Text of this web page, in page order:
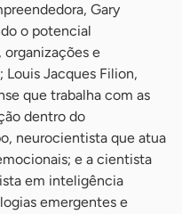
Gary
o potencial
organizações e
Jacques Filion,
que trabalha com as
dentro do
neurocientista que atua
e a cientista
em inteligência
emergentes e